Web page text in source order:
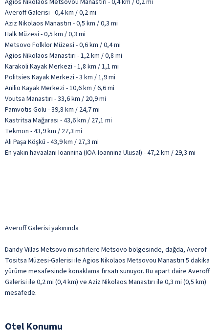
Averoff Galerisi - 0,4 km / 0,2 mi
Aziz Nikolaos Manastırı - 0,5 km / 0,3 mi
Halk Müzesi - 0,5 km / 0,3 mi
Metsovo Folklor Müzesi - 0,6 km / 0,4 mi
Agios Nikolaos Manastırı - 1,2 km / 0,8 mi
Karakoli Kayak Merkezi - 1,8 km / 1,1 mi
Politsies Kayak Merkezi - 3 km / 1,9 mi
Anilio Kayak Merkezi - 10,6 km / 6,6 mi
Voutsa Manastırı - 33,6 km / 20,9 mi
Pamvotis Gölü - 39,8 km / 24,7 mi
Kastritsa Mağarası - 43,6 km / 27,1 mi
Tekmon - 43,9 km / 27,3 mi
Ali Paşa Köşkü - 43,9 km / 27,3 mi
En yakın havaalanı Ioannina (IOA-Ioannina Ulusal) - 47,2 km / 29,3 mi
Averoff Galerisi yakınında
Dandy Villas Metsovo misafirlere Metsovo bölgesinde, dağda, Averof-
Tositsa Müzesi-Galerisi ile Agios Nikolaos Metsovou Manastırı 5 dakika
yürüme mesafesinde konaklama fırsatı sunuyor. Bu apart daire Averoff
Galerisi ile 0,2 mi (0,4 km) ve Aziz Nikolaos Manastırı ile 0,3 mi (0,5 km)
mesafede.
Otel Konumu